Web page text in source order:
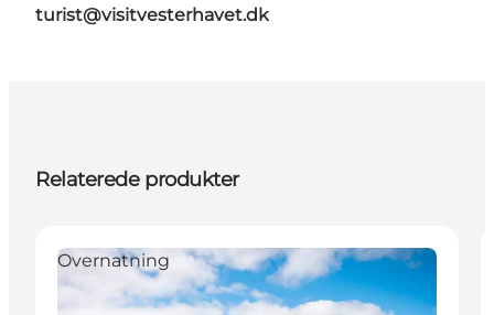
turist@visitvesterhavet.dk
Relaterede produkter
Overnatning